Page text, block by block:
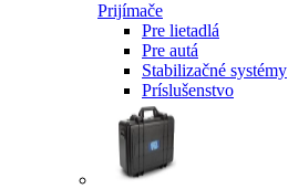
Prijímače
Pre lietadlá
Pre autá
Stabilizačné systémy
Príslušenstvo